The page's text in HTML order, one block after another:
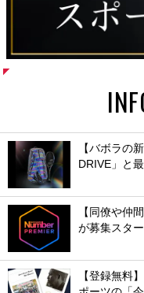
【バボラの
DRIVE」と
【同僚や仲
が募集スター
【登録無料